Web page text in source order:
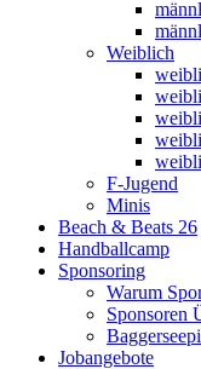
Weiblich
F-Jugend
Minis
Beach & Beats 26
Handballcamp
Sponsoring
Warum
Sponsoren
Jobangebote